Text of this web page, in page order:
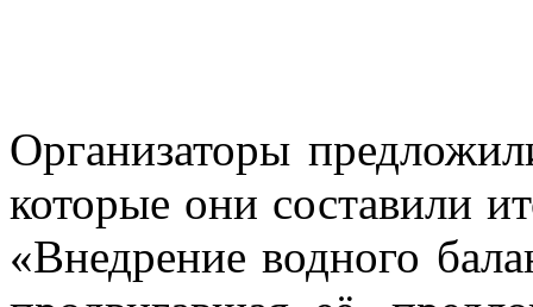
Организаторы
которые они составили
«Внедрение водного